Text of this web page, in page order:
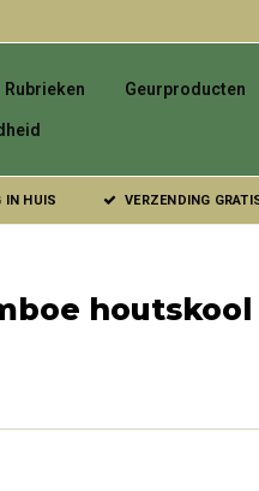
Rubrieken Geurproducten
IN HUIS VERZENDING